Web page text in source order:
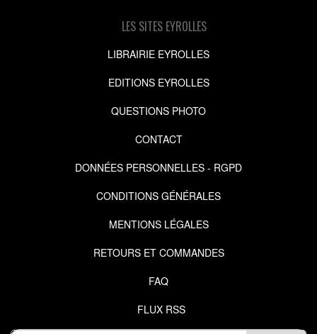
LES SITES EYROLLES
LIBRAIRIE EYROLLES
EDITIONS EYROLLES
QUESTIONS PHOTO
CONTACT
DONNÉES PERSONNELLES - RGPD
CONDITIONS GÉNÉRALES
MENTIONS LÉGALES
RETOURS ET COMMANDES
FAQ
FLUX RSS